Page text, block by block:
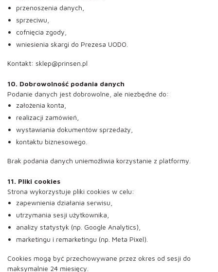
przenoszenia danych,
sprzeciwu,
cofnięcia zgody,
wniesienia skargi do Prezesa UODO.
Kontakt: sklep@prinsen.pl
10. Dobrowolność podania danych
Podanie danych jest dobrowolne, ale niezbędne do:
założenia konta,
realizacji zamówień,
wystawiania dokumentów sprzedaży,
kontaktu biznesowego.
Brak podania danych uniemożliwia korzystanie z platformy.
11. Pliki cookies
Strona wykorzystuje pliki cookies w celu:
zapewnienia działania serwisu,
utrzymania sesji użytkownika,
analizy statystyk (np. Google Analytics),
marketingu i remarketingu (np. Meta Pixel).
Cookies mogą być przechowywane przez okres od sesji do
maksymalnie 24 miesięcy.